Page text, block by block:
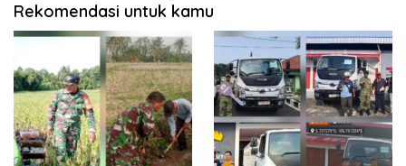
Rekomendasi untuk kamu